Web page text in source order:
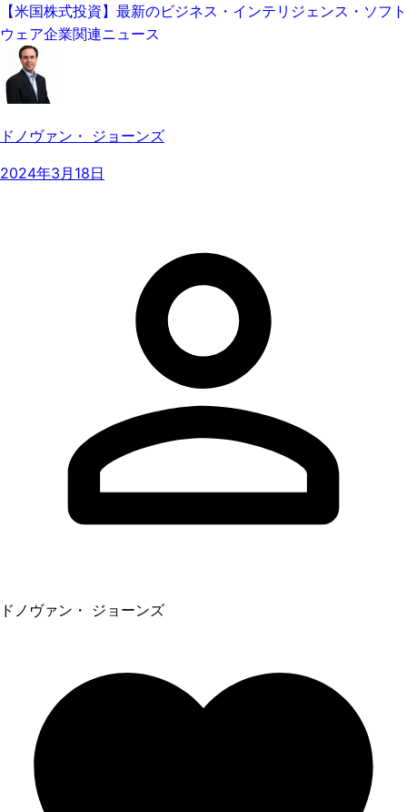
【米国株式投資】最新のビジネス・インテリジェンス・ソフト
ウェア企業関連ニュース
ドノヴァン・ ジョーンズ
2024年3月18日
ドノヴァン・ ジョーンズ